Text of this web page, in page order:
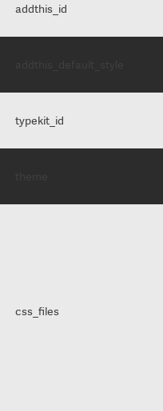
addthis_id
typekit_id
css_files